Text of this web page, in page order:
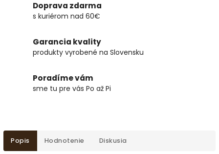
Doprava zdarma
s kuriérom nad 60€
Garancia kvality
produkty vyrobené na Slovensku
Poradíme vám
sme tu pre vás Po až Pi
Popis Hodnotenie Diskusia